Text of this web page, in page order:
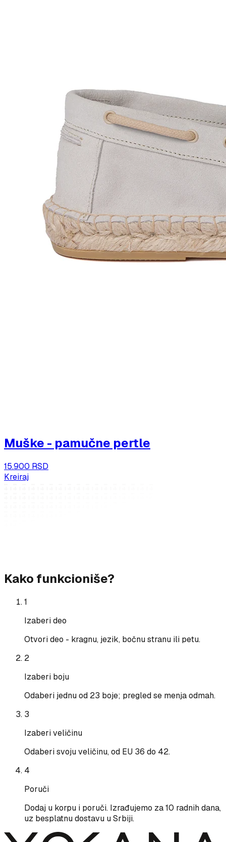
Muške - pamučne pertle
15.900 RSD
Kreiraj
Kako funkcioniše?
1
Izaberi deo
Otvori deo - kragnu, jezik, bočnu stranu ili petu.
2
Izaberi boju
Odaberi jednu od 23 boje; pregled se menja odmah.
3
Izaberi veličinu
Odaberi svoju veličinu, od EU 36 do 42.
4
Poruči
Dodaj u korpu i poruči. Izrađujemo za 10 radnih dana,
uz besplatnu dostavu u Srbiji.